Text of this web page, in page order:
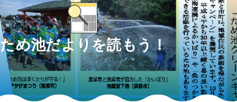
ため池だよりを読もう！